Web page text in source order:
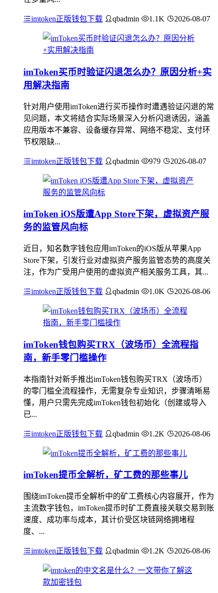
imtoken正版钱包下载 qbadmin 1.1K 2026-08-07
imToken买币时验证闪退怎么办？原因分析+实
用解决指南
针对用户使用imToken进行买币操作时遭遇验证闪退的常
见问题，本文将结合实际场景深入分析闪退诱因，涵盖
应用版本不兼容、设备缓存异常、网络不稳定、支付环
节权限缺...
imtoken正版钱包下载 qbadmin 979 2026-08-07
imToken iOS版遭App Store下架，虚拟资产服
务的监管风向标
近日，知名数字钱包应用imToken的iOS版从苹果App
Store下架，引发行业对虚拟资产服务监管态势的高度关
注，作为广受用户使用的虚拟资产相关服务工具，其...
imtoken正版钱包下载 qbadmin 1.0K 2026-08-06
imToken钱包购买TRX（波场币）全流程指
南，新手零门槛操作
本指南针对新手推出imToken钱包购买TRX（波场币）
的零门槛全流程操作，无需复杂专业知识，步骤清晰易
懂，用户只需先完成imToken钱包初始化（创建或导入
已...
imtoken正版钱包下载 qbadmin 1.2K 2026-08-06
imToken提币全解析，矿工费的那些事儿
围绕imToken提币全解析中的矿工费核心内容展开，作为
主流数字钱包，imToken提币时矿工费直接关联交易到账
速度、成功率与成本，其计价受区块链网络拥堵程
度、...
imtoken正版钱包下载 qbadmin 1.2K 2026-08-06